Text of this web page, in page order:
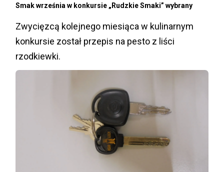
Smak września w konkursie „Rudzkie Smaki” wybrany
Zwycięzcą kolejnego miesiąca w kulinarnym
konkursie został przepis na pesto z liści
rzodkiewki.